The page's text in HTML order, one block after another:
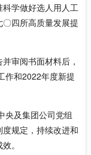
学做好选人用人工
四所高质量发展提
审阅书面材料后，
作和2022年度新提
及集团公司党组
规定，持续改进和
。